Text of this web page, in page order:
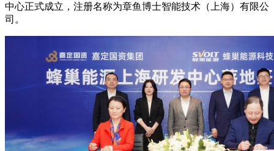
中心正式成立，注册名称为章鱼博士智能技术（上海）有限公
司。